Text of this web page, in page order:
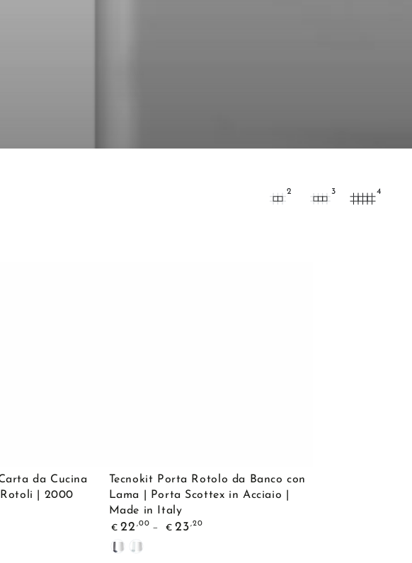
2 3 4
da Cucina
| 2000
Tecnokit
Porta
Rotolo
da
Banco
Tecnokit Porta Rotolo da Banco con
Lama | Porta Scottex in Acciaio |
Made in Italy
Prezzo
€ 22 ,00
€ 23,20
BlackWhite